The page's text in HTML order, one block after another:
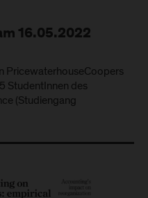
16.05.2022
PricewaterhouseCoopers
StudentInnen des
(Studiengang